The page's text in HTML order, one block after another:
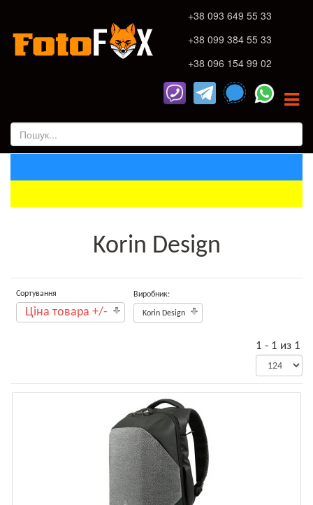
+38 093 649 55 33
+38 099 384 55 33
+38 096 154 99 02
Korin Design
Сортування
Ціна товара +/-
Виробник:
Korin Design
1 - 1 из 1